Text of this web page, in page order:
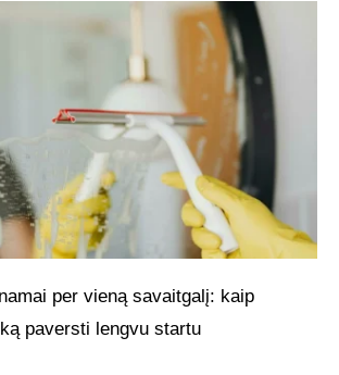
per vieną savaitgalį: kaip
paversti lengvu startu